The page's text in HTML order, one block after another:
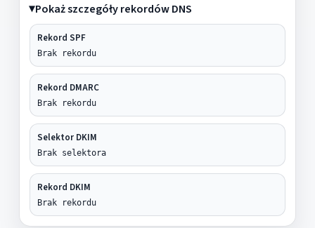
Pokaż szczegóły rekordów DNS
Rekord SPF
Brak rekordu
Rekord DMARC
Brak rekordu
Selektor DKIM
Brak selektora
Rekord DKIM
Brak rekordu